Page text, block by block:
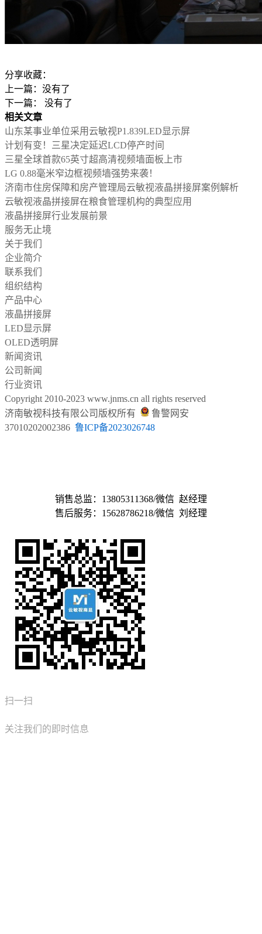
分享收藏：
上一篇：没有了
下一篇： 没有了
相关文章
山东某事业单位采用云敏视P1.839LED显示屏
计划有变！三星决定延迟LCD停产时间
三星全球首款65英寸超高清视频墙面板上市
LG 0.88毫米窄边框视频墙强势来袭！
济南市住房保障和房产管理局云敏视液晶拼接屏案例解析
云敏视液晶拼接屏在粮食管理机构的典型应用
液晶拼接屏行业发展前景
服务无止境
关于我们
企业简介
联系我们
组织结构
产品中心
液晶拼接屏
LED显示屏
OLED透明屏
新闻资讯
公司新闻
行业资讯
Copyright 2010-2023 www.jnms.cn all rights reserved
济南敏视科技有限公司 版权所有
鲁警网安
37010202002386 鲁ICP备2023026748
销售总监：13805311368/微信 赵经理
售后服务：15628786218/微信 刘经理
扫一扫
关注我们的即时信息